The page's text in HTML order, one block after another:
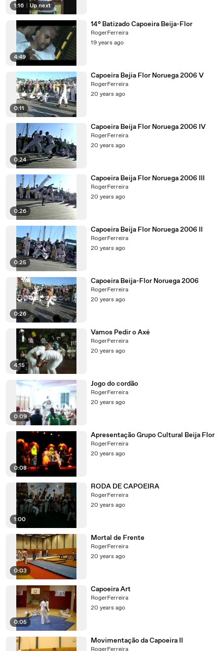
1:16 Up next
4:49
14° Batizado Capoeira Beija-Flor
RogerFerreira
19 years ago
0:11
Capoeira Bejia Flor Noruega 2006 V
RogerFerreira
20 years ago
0:24
Capoeira Beija Flor Noruega 2006 IV
RogerFerreira
20 years ago
0:26
Capoeira Beija Flor Noruega 2006 III
RogerFerreira
20 years ago
0:25
Capoeira Beija Flor Noruega 2006 II
RogerFerreira
20 years ago
0:26
Capoeira Beija-Flor Noruega 2006
RogerFerreira
20 years ago
4:15
Vamos Pedir o Axé
RogerFerreira
20 years ago
0:09
Jogo do cordão
RogerFerreira
20 years ago
0:08
Apresentação Grupo Cultural Beija Flor
RogerFerreira
20 years ago
1:00
RODA DE CAPOEIRA
RogerFerreira
20 years ago
0:03
Mortal de Frente
RogerFerreira
20 years ago
0:05
Capoeira Art
RogerFerreira
20 years ago
Movimentação da Capoeira II